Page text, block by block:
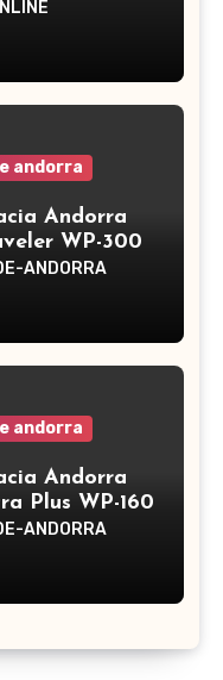
es
hongo
asiática
andorra
Andorra
WP-300
ANDORRA
andorra
Andorra
Plus WP-160
ANDORRA